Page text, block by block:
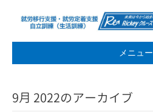
メニュー
9月 2022のアーカイブ